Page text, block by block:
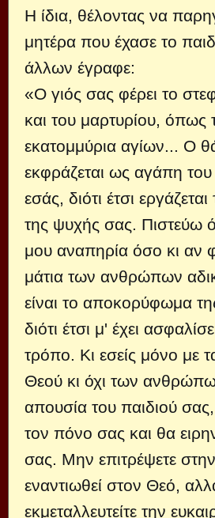
Η ίδια, θέλοντας να
μητέρα που έχασε το
άλλων έγραφε:
«Ο γιός σας φέρει το
και του μαρτυρίου, όπως
εκατομμύρια αγίων... Ο
εκφράζεται ως αγάπη
εσάς, διότι έτσι
της ψυχής σας. Πιστεύω
μου αναπηρία όσο κι αν
μάτια των ανθρώπων
είναι το αποκορύφωμα
διότι έτσι μ' έχει
τρόπο. Κι εσείς μόνο με
Θεού κι όχι των
απουσία του παιδιού
τον πόνο σας και θα
σας. Μην επιτρέψετε
εναντιωθεί στον Θεό,
εκμεταλλευτείτε την